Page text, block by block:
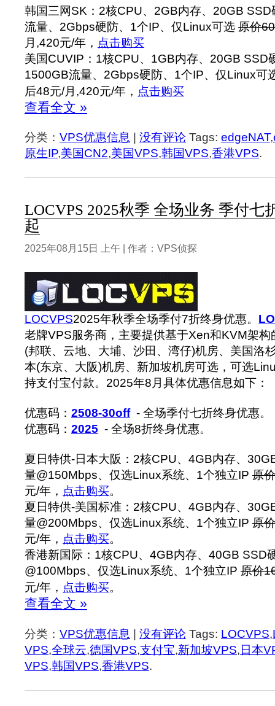
韩国三网SK：2核CPU、2GB内存、20GB
流量、2Gbps硬防、1个IP、仅Linux可选 原价
月,420元/年， 点击购买
美国CUVIP：1核CPU、1GB内存、20GB SSD
1500GB流量、2Gbps硬防、1个IP、仅Linux可
后48元/月,420元/年， 点击购买
查看全文 »
分类： VPS优惠信息 没有评论 Tags: edgeNAT,
原生IP,美国CN2,美国VPS,韩国VPS,香港VPS.
LOCVPS 2025秋季 全场业务 季付七
起
2025年08月15日 上午 | 作者：VPS侦探
LOCVPS2025年秋季全场季付7折终身优惠。
老牌VPS服务商，主要提供基于Xen和KVM架
(邦联、云地、大埔、沙田、湾仔)机房、美国洛
本(东京、大阪)机房、新加坡机房可选，可选
持支付宝付款。2025年8月具体优惠信息如下：
优惠码： 2508-30off- 全场季付七折终身优惠。
优惠码： 2025 - 全场8折终身优惠。
夏日特供-日本大阪：2核CPU、4GB内存、
量@150Mbps、仅选Linux系统、1个独立IP 原
元/年， 点击购买。
夏日特供-美国标准：2核CPU、4GB内存、
量@200Mbps、仅选Linux系统、1个独立IP 原
元/年， 点击购买。
香港新国际：1核CPU、4GB内存、40GB SSD
@100Mbps、仅选Linux系统、1个独立IP 原价
元/年， 点击购买。
查看全文 »
分类： VPS优惠信息 | 没有评论 Tags: LOCVPS,
VPS,全球云,德国VPS,支付宝,新加坡VPS,日本
VPS,韩国VPS,香港VPS.